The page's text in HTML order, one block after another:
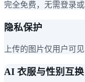
完全免费，无需登录
隐私保护
上传的图片仅用户可
AI 衣服与性别互换